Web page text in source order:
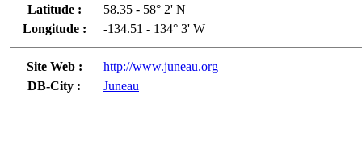
Latitude :
58.35 - 58° 2' N
Longitude :
-134.51 - 134° 3' W
Site Web :
http://www.juneau.org
DB-City :
Juneau